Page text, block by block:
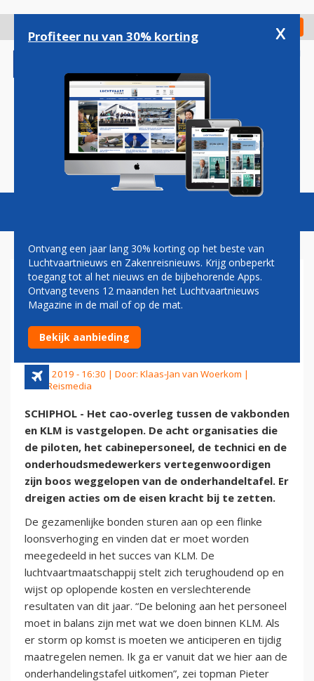
gaan
Check in
Magazine Podcasts Vacatures
STAKINGSDREIGING BIJ KLM
NA STUKLOPEN CAO-
OVERLEG
11 juli 2019 - 16:30 | Door: Klaas-Jan van Woerkom |
Foto: Reismedia
SCHIPHOL - Het cao-overleg tussen de vakbonden
en KLM is vastgelopen. De acht organisaties die
de piloten, het cabinepersoneel, de technici en de
onderhoudsmedewerkers vertegenwoordigen
zijn boos weggelopen van de onderhandeltafel. Er
dreigen acties om de eisen kracht bij te zetten.
De gezamenlijke bonden sturen aan op een flinke
loonsverhoging en vinden dat er moet worden
meegedeeld in het succes van KLM. De
luchtvaartmaatschappij stelt zich terughoudend op en
wijst op oplopende kosten en verslechterende
resultaten van dit jaar. “De beloning aan het personeel
moet in balans zijn met wat we doen binnen KLM. Als
er storm op komst is moeten we anticiperen en tijdig
maatregelen nemen. Ik ga er vanuit dat we hier aan de
onderhandelingstafel uitkomen”, zei topman Pieter
Profiteer nu van 30% korting x
Ontvang een jaar lang 30% korting op het beste van
Luchtvaartnieuws en Zakenreisnieuws. Krijg onbeperkt
toegang tot al het nieuws en de bijbehorende Apps.
Ontvang tevens 12 maanden het Luchtvaartnieuws
Magazine in de mail of op de mat.
Bekijk aanbieding